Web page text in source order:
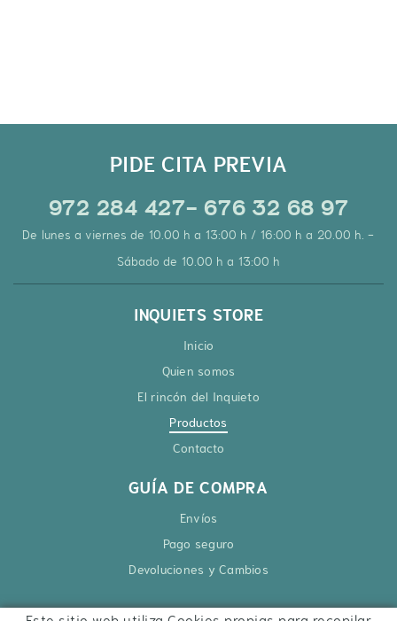
PIDE CITA PREVIA
972 284 427- 676 32 68 97
De lunes a viernes de 10.00 h a 13:00 h / 16:00 h a 20.00 h. -
Sábado de 10.00 h a 13:00 h
INQUIETS STORE
Inicio
Quien somos
El rincón del Inquieto
Productos
Contacto
GUÍA DE COMPRA
Envíos
Pago seguro
Devoluciones y Cambios